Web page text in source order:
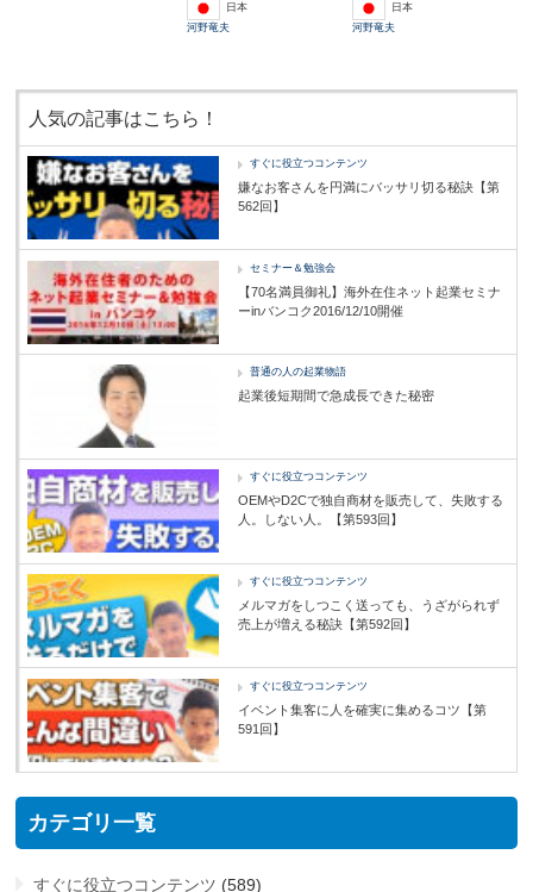
日本
河野竜夫
日本
河野竜夫
人気の記事はこちら！
すぐに役立つコンテンツ
嫌なお客さんを円満にバッサリ切る秘訣【第
562回】
セミナー＆勉強会
【70名満員御礼】海外在住ネット起業セミナ
ーinバンコク2016/12/10開催
普通の人の起業物語
起業後短期間で急成長できた秘密
すぐに役立つコンテンツ
OEMやD2Cで独自商材を販売して、失敗する
人。しない人。【第593回】
すぐに役立つコンテンツ
メルマガをしつこく送っても、うざがられず
売上が増える秘訣【第592回】
すぐに役立つコンテンツ
イベント集客に人を確実に集めるコツ【第
591回】
カテゴリ一覧
すぐに役立つコンテンツ (589)